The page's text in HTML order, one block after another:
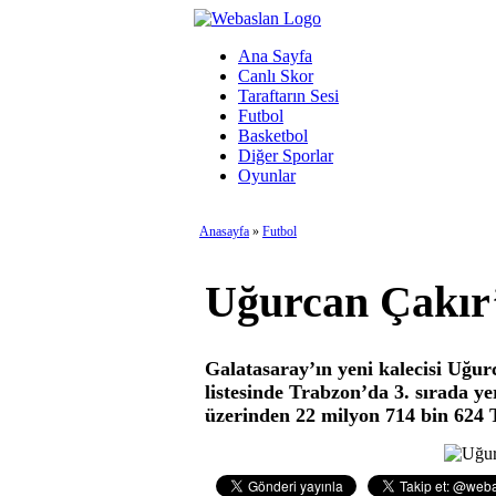
Ana Sayfa
Canlı Skor
Taraftarın Sesi
Futbol
Basketbol
Diğer Sporlar
Oyunlar
Anasayfa » Futbol
Uğurcan
Galatasaray’ın yeni kalecisi
listesinde Trabzon’da 3. sırada
üzerinden 22 milyon 714 bin